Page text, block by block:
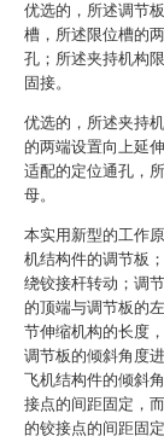
优选的，所述调节
槽，所述限位槽的
孔；所述夹持机构
固接。
优选的，所述夹持
的两端设置向上延
适配的定位通孔，
母。
本实用新型的工作
机结构件的调节板
绕铰接杆转动；调
的顶端与调节板的
节伸缩机构的长度
调节板的倾斜角度
飞机结构件的倾斜
接点的间距固定，
的铰接点的间距固